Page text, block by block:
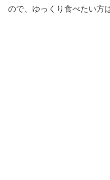
ので、ゆっくり食べたい方